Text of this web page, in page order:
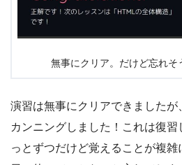
無事にクリア。だけど忘れそ
演習は無事にクリアできましたが
カンニングしました！これは復習
っとずつだけど覚えることが複